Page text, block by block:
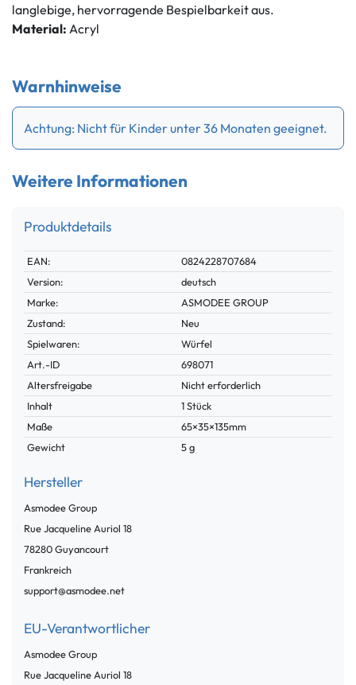
langlebige, hervorragende Bespielbarkeit aus.
Material: Acryl
Warnhinweise
Achtung: Nicht für Kinder unter 36 Monaten geeignet.
Weitere Informationen
Produktdetails
Technisches
Merkmal
Wert
EAN:
0824228707684
Version:
deutsch
Marke:
ASMODEE GROUP
Zustand:
Neu
Spielwaren:
Würfel
Technisches
Merkmal
Wert
Art.-ID
698071
Altersfreigabe
Nicht erforderlich
Inhalt
1 Stück
Maße
65×35×135mm
Gewicht
5 g
Hersteller
Asmodee Group
Rue Jacqueline Auriol 18
78280Guyancourt
Frankreich
support@asmodee.net
EU-Verantwortlicher
Asmodee Group
Rue Jacqueline Auriol 18